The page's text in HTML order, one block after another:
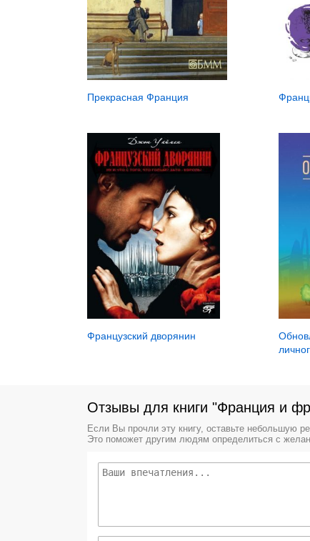
Прекрасная Франция
Французский дворянин
Отзывы для книги "Франция и
Если Вы прочли эту книгу, оставьте небольшую
Это поможет другим людям определиться с